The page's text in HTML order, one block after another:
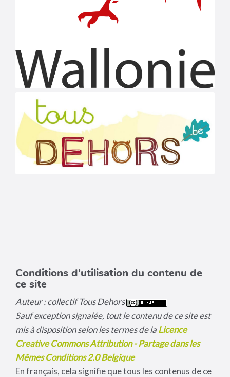
Conditions d'utilisation du contenu de
ce site
Auteur : collectif Tous Dehors
Sauf exception signalée, tout le contenu de ce site est
mis à disposition selon les termes de laLicence
Creative Commons Attribution - Partage dans les
Mêmes Conditions 2.0 Belgique
En français, cela signifie que tous les contenus de ce